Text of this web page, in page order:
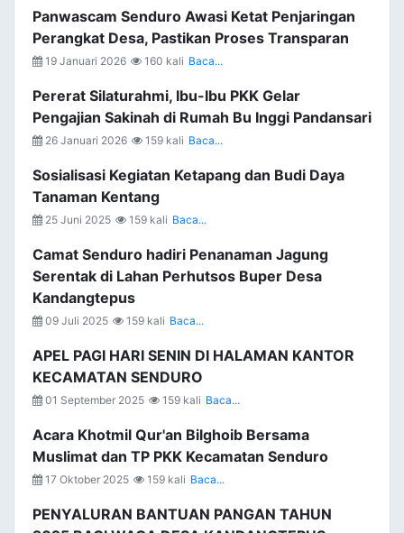
Panwascam Senduro Awasi Ketat Penjaringan
Perangkat Desa, Pastikan Proses Transparan
19 Januari 2026 160 kali Baca...
Pererat Silaturahmi, Ibu-Ibu PKK Gelar
Pengajian Sakinah di Rumah Bu Inggi Pandansari
26 Januari 2026 159 kali Baca...
Sosialisasi Kegiatan Ketapang dan Budi Daya
Tanaman Kentang
25 Juni 2025 159 kali Baca...
Camat Senduro hadiri Penanaman Jagung
Serentak di Lahan Perhutsos Buper Desa
Kandangtepus
09 Juli 2025 159 kali Baca...
APEL PAGI HARI SENIN DI HALAMAN KANTOR
KECAMATAN SENDURO
01 September 2025 159 kali Baca...
Acara Khotmil Qur'an Bilghoib Bersama
Muslimat dan TP PKK Kecamatan Senduro
17 Oktober 2025 159 kali Baca...
PENYALURAN BANTUAN PANGAN TAHUN